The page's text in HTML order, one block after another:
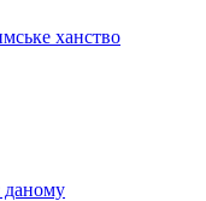
ханство
даному